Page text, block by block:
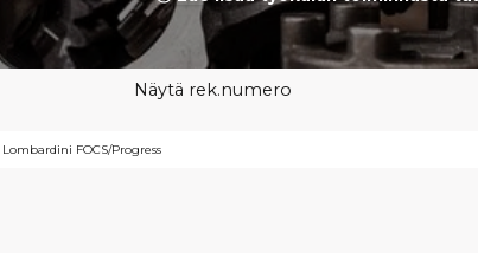
Näytä rek.numero
FOCS/Progress